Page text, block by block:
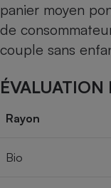
panier moyen
de
couple sans
ÉVALUATION
Rayon
Bio